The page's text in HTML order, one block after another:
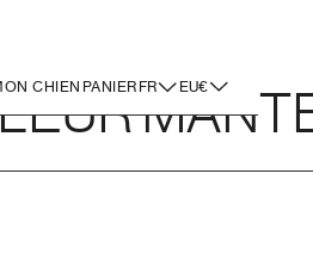
CHIEN PANIER FR EU€